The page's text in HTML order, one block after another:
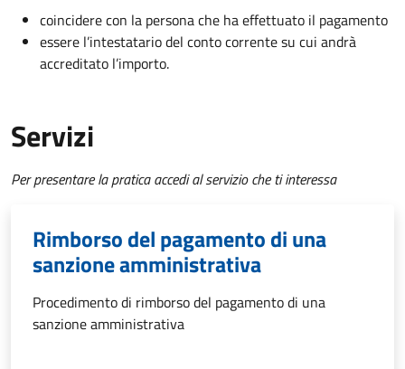
coincidere con la persona che ha effettuato il pagamento
essere l’intestatario del conto corrente su cui andrà
accreditato l’importo.
Servizi
Per presentare la pratica accedi al servizio che ti interessa
Rimborso del pagamento di una
sanzione amministrativa
Procedimento di rimborso del pagamento di una
sanzione amministrativa